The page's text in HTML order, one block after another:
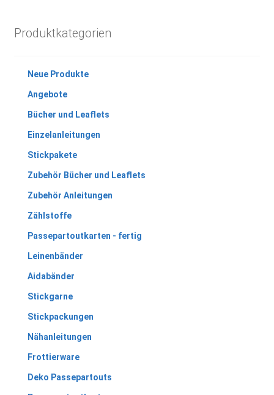
Produktkategorien
Neue Produkte
Angebote
Bücher und Leaflets
Einzelanleitungen
Stickpakete
Zubehör Bücher und Leaflets
Zubehör Anleitungen
Zählstoffe
Passepartoutkarten - fertig
Leinenbänder
Aidabänder
Stickgarne
Stickpackungen
Nähanleitungen
Frottierware
Deko Passepartouts